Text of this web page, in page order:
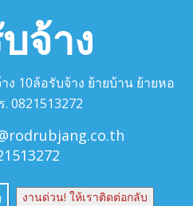
จ้าง
ง 10ล้อรับจ้าง ย้ายบ้าน ย้ายหอ
0821513272
งานด่วน! ให้เราติดต่อกลับ